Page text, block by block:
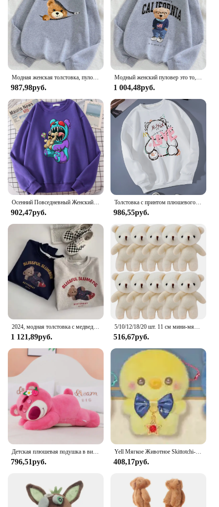
stylish accessory for everyday use, whether you're
at home, in the office, or traveling. Its durability and
eco-friendly construction make it a responsible
choice for those who are conscious of their
environmental impact.
987,98руб. 1 004,48руб.
902,47руб.
Толстовка с принтом плюшевого мишки LOVE, весенний женский повседневный удобный пуловер, теплая одежда, свободные флисовые женские толстовки с круглым вырезом
986,55руб.
2024, модная толстовка с медведем для женщин, весенне-осенний тонкий топ с длинными рукавами, корейский стиль, оверсайз, свободная одежда с капюшоном
1 121,89руб.
5/10/12/18/20 шт. 11 см мини-мягкий плюшевый мишка детские мини-подарки для детей для детей крошечные мишки
516,67руб.
Детская плюшевая подушка в виде медведя, 90 см
796,51руб.
Yell Мягкое Животное Skittotchi-san звездное небо милое кавайное желтое кремовое синее кролик медведь кошка кролик цыпленок выдра пушистые плюшевые игрушки
408,17руб.